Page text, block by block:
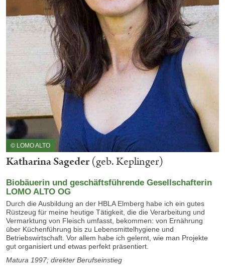
© LOMO ALTO
Katharina Sageder(geb. Keplinger)
Biobäuerin und geschäftsführende Gesellschafterin
LOMO ALTO OG
Durch die Ausbildung an der HBLA Elmberg habe ich ein gutes
Rüstzeug für meine heutige Tätigkeit, die die Verarbeitung und
Vermarktung von Fleisch umfasst, bekommen: von Ernährung
über Küchenführung bis zu Lebensmittelhygiene und
Betriebswirtschaft. Vor allem habe ich gelernt, wie man Projekte
gut organisiert und etwas perfekt präsentiert.
Matura 1997; direkter Berufseinstieg